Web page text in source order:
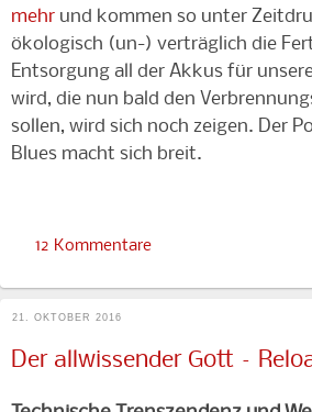
mehr und kommen so unter
ökologisch (un-) verträglich die
Entsorgung all der Akkus für
wird, die nun bald den
sollen, wird sich noch zeigen. Der
Blues macht sich breit.
12 Kommentare
21. OKTOBER 2016
Der allwissender Gott –